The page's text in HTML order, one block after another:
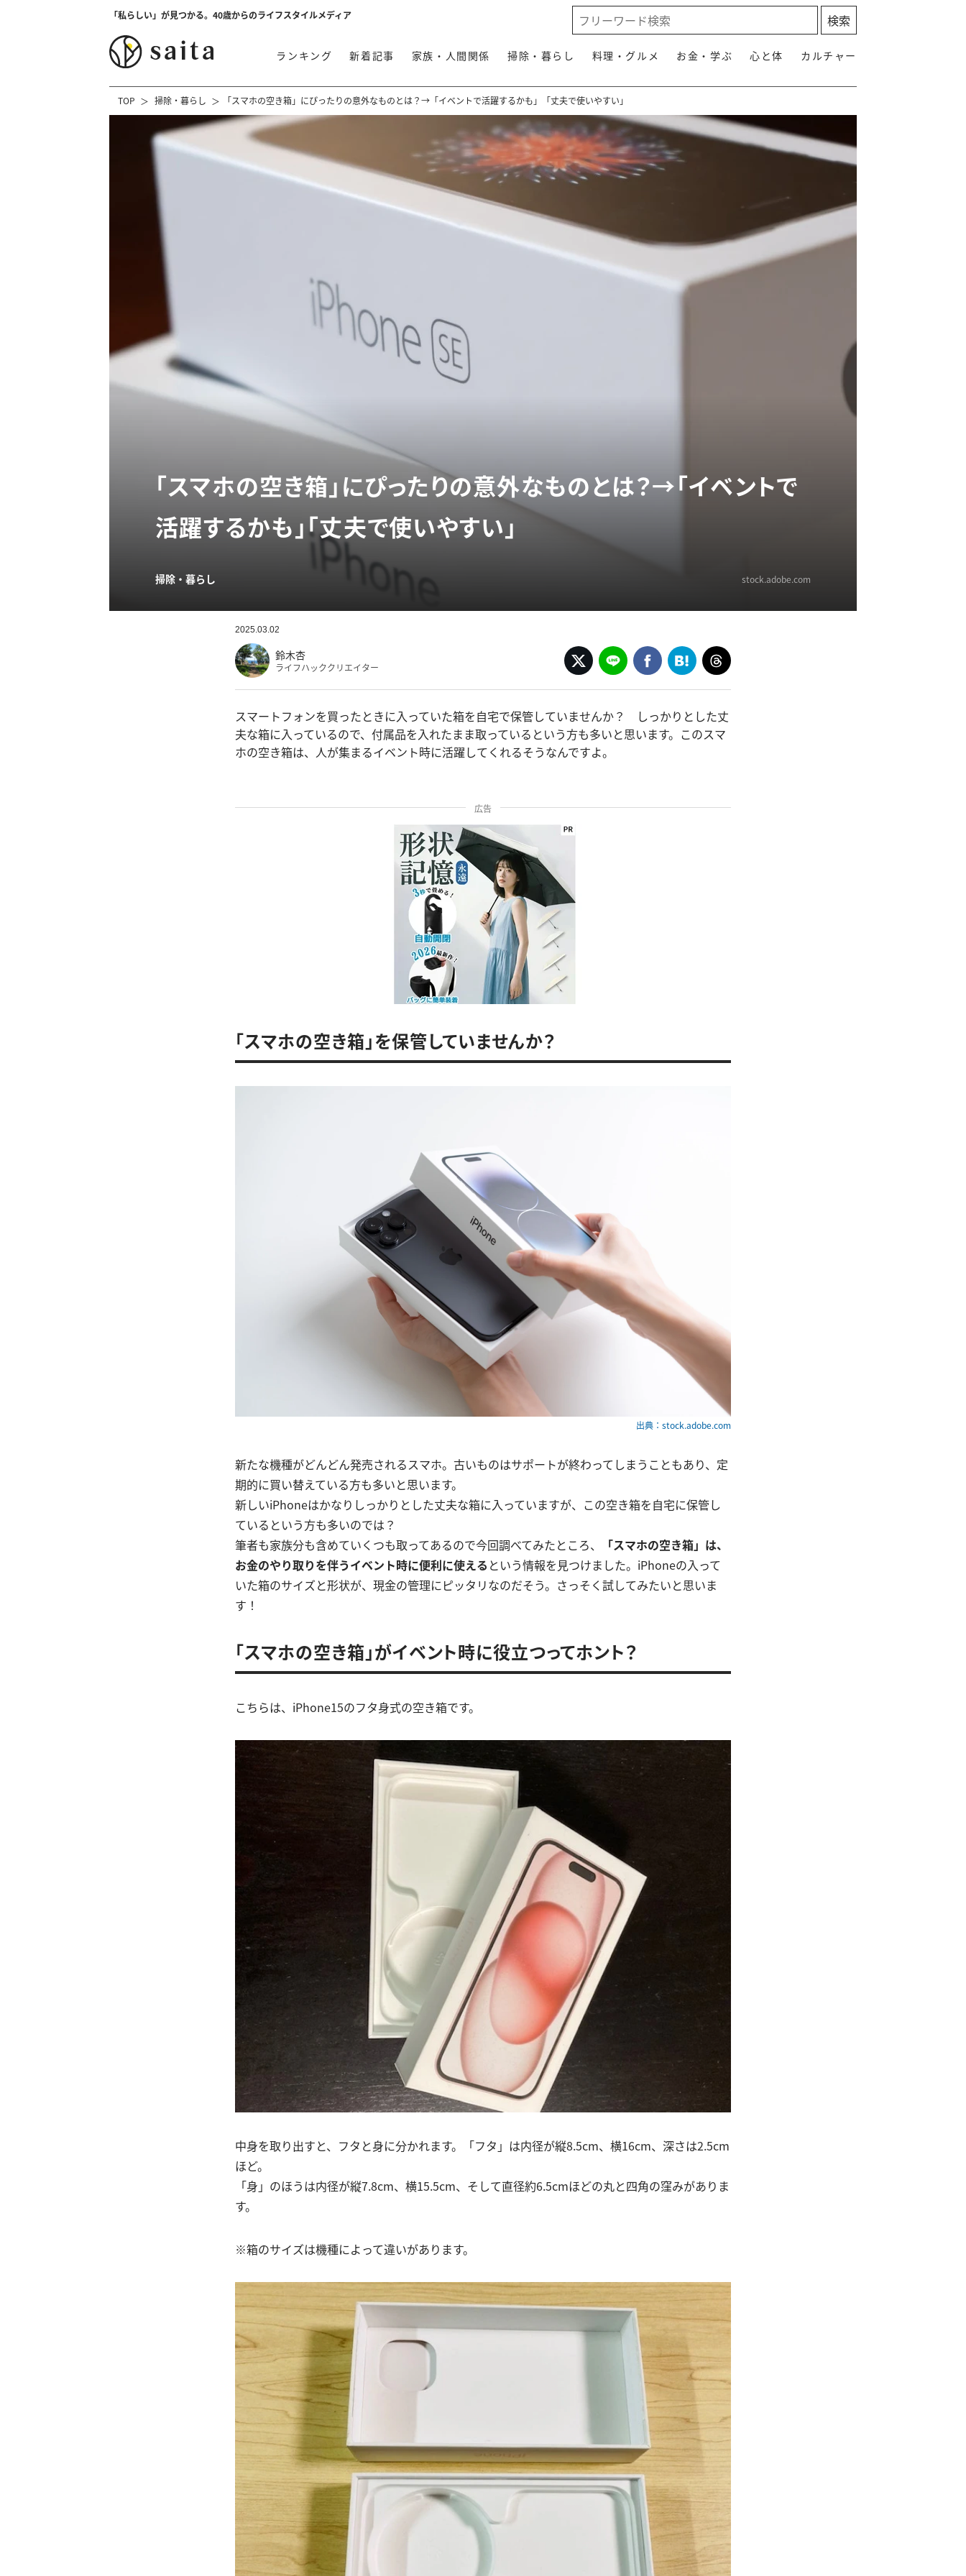
「私らしい」が見つかる。40歳からのライフスタイルメディア
ランキング 新着記事 家族・人間関係 掃除・暮らし 料理・グルメ お金・学ぶ 心と体 カルチャー
TOP 掃除・暮らし 「スマホの空き箱」にぴったりの意外なものとは？→「イベントで活躍するかも」「丈夫で使いやすい」
「スマホの空き箱」にぴったりの意外なものとは？→「イベントで
活躍するかも」「丈夫で使いやすい」
掃除・暮らし stock.adobe.com
2025.03.02
鈴木杏
ライフハッククリエイター
スマートフォンを買ったときに入っていた箱を自宅で保管していませんか？ しっかりとした丈
夫な箱に入っているので、付属品を入れたまま取っているという方も多いと思います。このスマ
ホの空き箱は、人が集まるイベント時に活躍してくれるそうなんですよ。
広告
「スマホの空き箱」を保管していませんか？
出典：stock.adobe.com
新たな機種がどんどん発売されるスマホ。古いものはサポートが終わってしまうこともあり、定
期的に買い替えている方も多いと思います。
新しいiPhoneはかなりしっかりとした丈夫な箱に入っていますが、この空き箱を自宅に保管し
ているという方も多いのでは？
筆者も家族分も含めていくつも取ってあるので今回調べてみたところ、
「スマホの空き箱」は、
お金のやり取りを伴うイベント時に便利に使える という情報を見つけました。iPhoneの入って
いた箱のサイズと形状が、現金の管理にピッタリなのだそう。さっそく試してみたいと思いま
す！
「スマホの空き箱」がイベント時に役立つってホント？
こちらは、iPhone15のフタ身式の空き箱です。
中身を取り出すと、フタと身に分かれます。「フタ」は内径が縦8.5cm、横16cm、深さは2.5cm
ほど。
「身」のほうは内径が縦7.8cm、横15.5cm、そして直径約6.5cmほどの丸と四角の窪みがありま
す。
※箱のサイズは機種によって違いがあります。